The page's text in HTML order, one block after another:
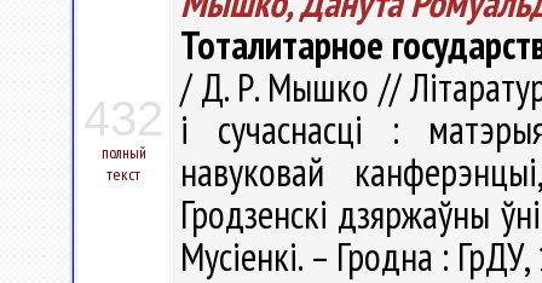
432
полный
текст
Тоталитарное
/ Д. Р. Мышко //
і сучаснасці :
навуковай
Гродзенскi дзяржаўны
Мусіенкі. – Гродна :